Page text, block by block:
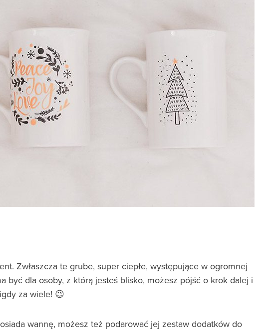
Zwłaszcza te grube, super ciepłe, występujące w ogromnej
być dla osoby, z którą jesteś blisko, możesz pójść o krok dalej i
za wiele! 😉
wannę, możesz też podarować jej zestaw dodatków do